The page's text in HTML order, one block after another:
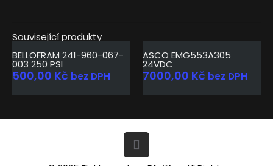
Související produkty
BELLOFRAM 241-960-067-
003 250 PSI
500,00 Kč bez DPH
ASCO EMG553A305
24VDC
7000,00 Kč bez DPH